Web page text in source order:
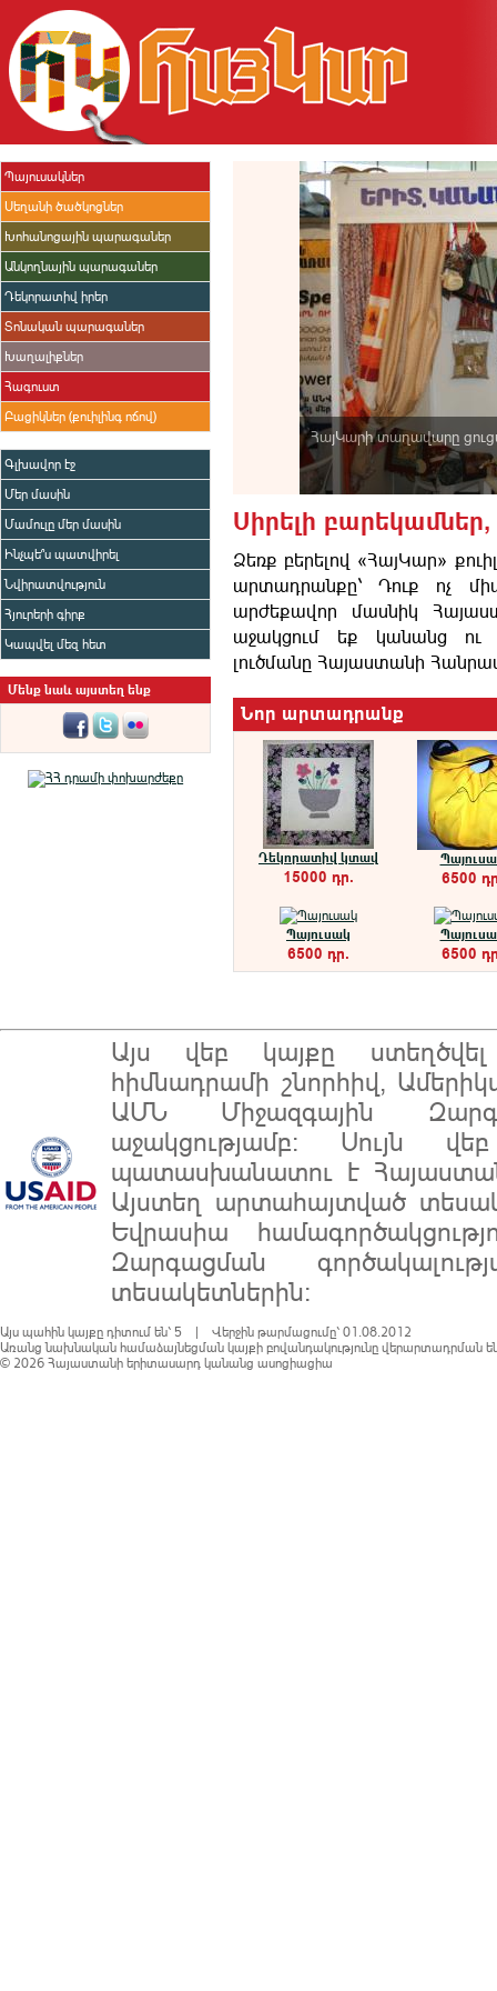
ՀայԿարի տաղավարը
Սիրելի բարեկամներ,
Ձեռք բերելով «ՀայԿար»
արտադրանքը՝ Դուք ոչ
արժեքավոր մասնիկ
աջակցում եք կանանց ու
լուծմանը Հայաստանի
Նոր արտադրանք
Դեկորատիվ կտավ
15000 դր. 6500
Պայուսակ
6500 դր. 6500
Պայուսակներ
Սեղանի ծածկոցներ
Խոհանոցային պարագաներ
Անկողնային պարագաներ
Դեկորատիվ իրեր
Տոնական պարագաներ
Խաղալիքներ
Հագուստ
Բացիկներ (քուիլինգ ոճով)
Գլխավոր էջ
Մեր մասին
Մամուլը մեր մասին
Ինչպե՞ս պատվիրել
Նվիրատվություն
Հյուրերի գիրք
Կապվել մեզ հետ
Մենք նաև այստեղ ենք
Այս վեբ կայքը
հիմնադրամի շնորհիվ,
ԱՄՆ Միջազգային
աջակցությամբ: Սույն
պատասխանատու է
Այստեղ արտահայտված
Եվրասիա
Զարգացման
տեսակետներին:
Այս պահին կայքը դիտում են՝ 5 | Վերջին թարմացումը՝ 01.08.2012
Առանց նախնական համաձայնեցման կայքի բովանդակությունը վերարտադրման
© 2026 Հայաստանի երիտասարդ կանանց ասոցիացիա